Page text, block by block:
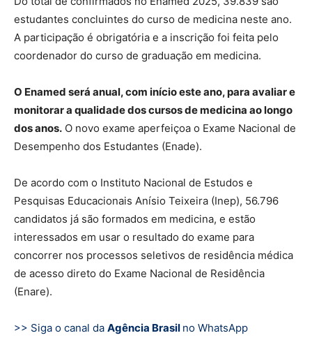
estudantes concluintes do curso de medicina neste ano.
A participação é obrigatória e a inscrição foi feita pelo
coordenador do curso de graduação em medicina.
O Enamed será anual, com início este ano, para avaliar e
monitorar a qualidade dos cursos de medicina ao longo
dos anos. O novo exame aperfeiçoa o Exame Nacional de
Desempenho dos Estudantes (Enade).
De acordo com o Instituto Nacional de Estudos e
Pesquisas Educacionais Anísio Teixeira (Inep), 56.796
candidatos já são formados em medicina, e estão
interessados em usar o resultado do exame para
concorrer nos processos seletivos de residência médica
de acesso direto do Exame Nacional de Residência
(Enare).
>> Siga o canal da Agência Brasil no WhatsApp